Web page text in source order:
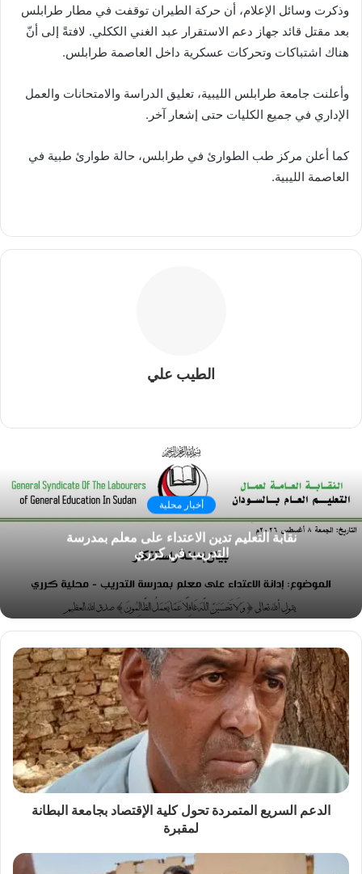
وذكرت وسائل الإعلام، أن حركة الطيران توقفت في مطار طرابلس
بعد مقتل قائد جهاز دعم الاستقرار عبد الغني الككلي. لافتةً إلى أنّ
هناك اشتباكات وتحركات عسكرية داخل العاصمة طرابلس.
وأعلنت جامعة طرابلس الليبية، تعليق الدراسة والامتحانات والعمل
الإداري في جميع الكليات حتى إشعار آخر.
‌‏كما أعلن مركز طب الطوارئ في طرابلس، حالة طوارئ طبية في
العاصمة الليبية.
الطيب علي
أخبار محلية
نقابة التعليم تدين الاعتداء على معلم بمدرسة
التدريب في كرري
الدعم السريع المتمردة تحول كلية الإقتصاد بجامعة البطانة
لمقبرة